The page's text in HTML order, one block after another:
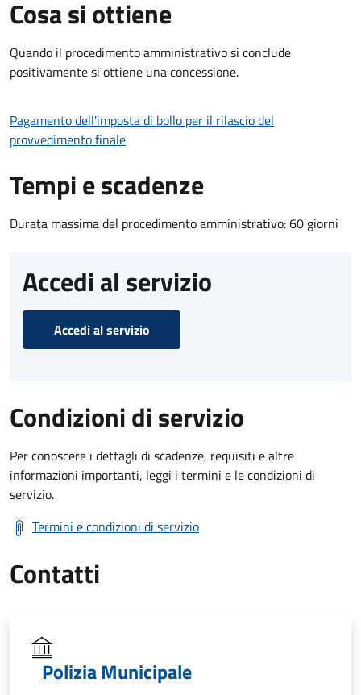
Cosa si ottiene
Quando il procedimento amministrativo si conclude
positivamente si ottiene una concessione.
Pagamento dell'imposta di bollo per il rilascio del
provvedimento finale
Tempi e scadenze
Durata massima del procedimento amministrativo: 60 giorni
Accedi al servizio
Accedi al servizio
Condizioni di servizio
Per conoscere i dettagli di scadenze, requisiti e altre
informazioni importanti, leggi i termini e le condizioni di
servizio.
Termini e condizioni di servizio
Contatti
Polizia Municipale